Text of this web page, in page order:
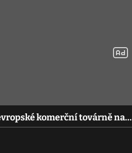
komerční továrně na…